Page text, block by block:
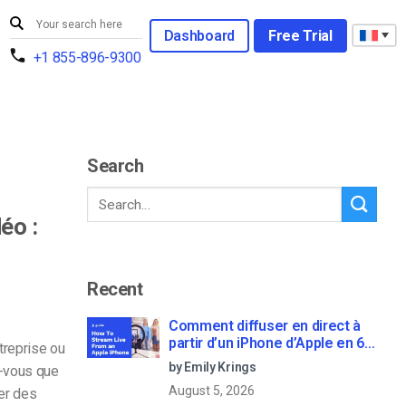
+1 855-896-9300
Dashboard Free Trial
:
ou
vous que
des
Search
Recent
Comment diffuser en direct à
partir d’un iPhone d’Apple en 6
étapes faciles
by Emily Krings
August 5, 2026